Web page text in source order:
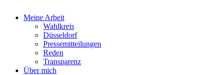
Meine Arbeit
Wahlkreis
Düsseldorf
Pressemitteilungen
Reden
Transparenz
Über mich